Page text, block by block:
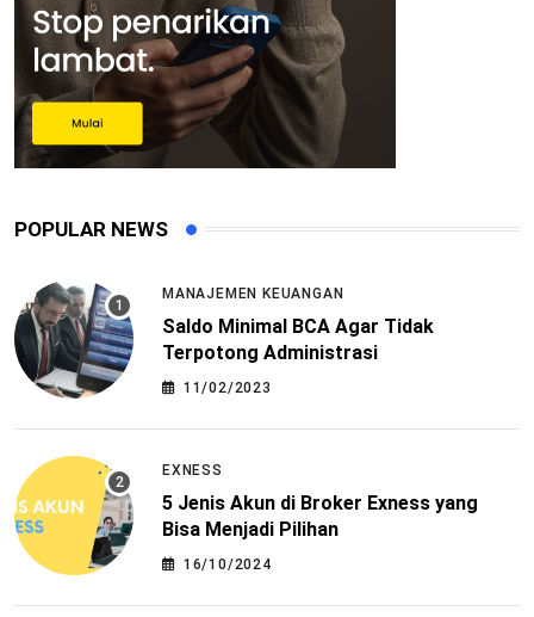
POPULAR NEWS
MANAJEMEN KEUANGAN
Saldo Minimal BCA Agar Tidak
Terpotong Administrasi
11/02/2023
EXNESS
5 Jenis Akun di Broker Exness yang
Bisa Menjadi Pilihan
16/10/2024